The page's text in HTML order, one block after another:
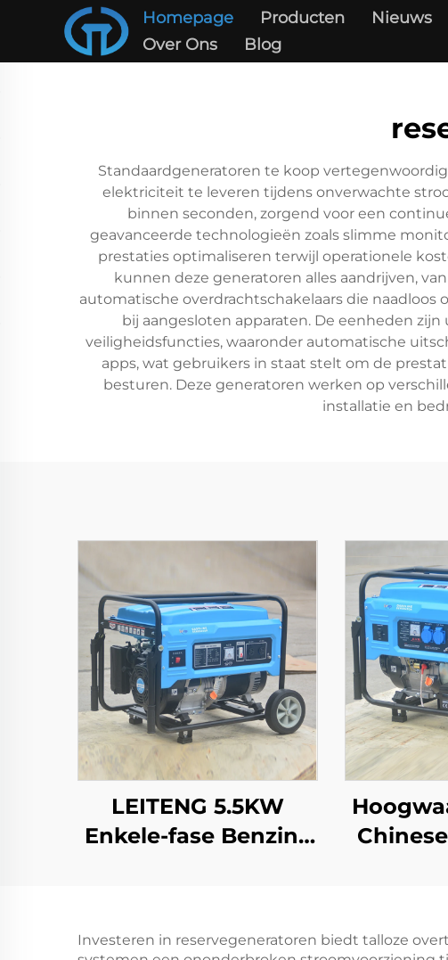
Homepage Producten Nieuws
Over Ons
Blog
Standaardgeneratoren te koop
elektriciteit te leveren tijdens onverwachte
binnen seconden, zorgend voor een
geavanceerde technologieën zoals slimme
prestaties optimaliseren terwijl operationele
kunnen deze generatoren alles aandrijven,
automatische overdrachtschakelaars die
bij aangesloten apparaten. De eenheden
veiligheidsfuncties, waaronder automatische
apps, wat gebruikers in staat stelt om de
besturen. Deze generatoren werken op
installatie en
LEITENG 5.5KW
Enkele-fase Benzine
Frequentie 2KW
Uitgang
Investeren in reservegeneratoren biedt talloze